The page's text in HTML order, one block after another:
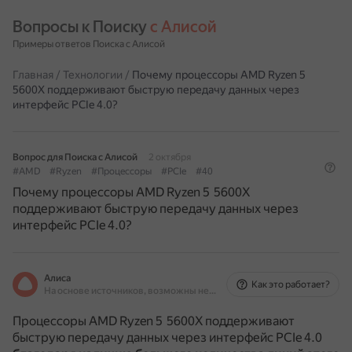
Вопросы к Поиску с Алисой
Примеры ответов Поиска с Алисой
Главная / Технологии / Почему процессоры AMD Ryzen 5
5600X поддерживают быструю передачу данных через
интерфейс PCIe 4.0?
Вопрос для Поиска с Алисой
2 октября
#AMD
#Ryzen #Процессоры #PCIe #40
Почему процессоры AMD Ryzen 5 5600X
поддерживают быструю передачу данных через
интерфейс PCIe 4.0?
Алиса
На основе источников, возможны неточности
Как это работает?
Процессоры AMD Ryzen 5 5600X поддерживают
быструю передачу данных через интерфейс PCIe 4.0